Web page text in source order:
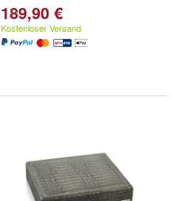
189,90 €
Kostenloser Versand